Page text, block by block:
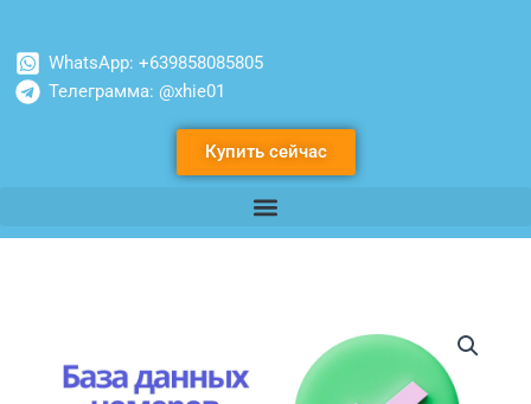
WhatsApp: +639858085805
Телеграмма: @xhie01
Купить сейчас
данных